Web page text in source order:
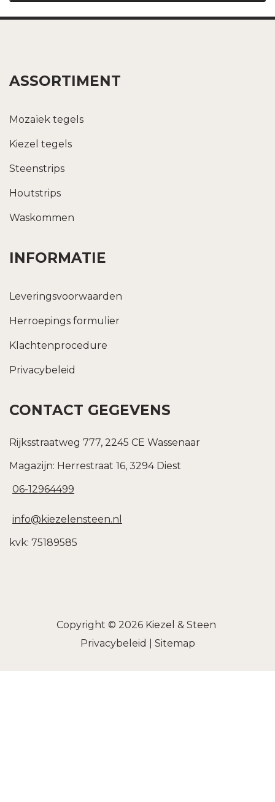
ASSORTIMENT
Mozaïek tegels
Kiezel tegels
Steenstrips
Houtstrips
Waskommen
INFORMATIE
Leveringsvoorwaarden
Herroepings formulier
Klachtenprocedure
Privacybeleid
CONTACT GEGEVENS
Rijksstraatweg 777, 2245 CE Wassenaar
Magazijn: Herrestraat 16, 3294 Diest
06-12964499
info@kiezelensteen.nl
kvk: 75189585
Copyright © 2026 Kiezel & Steen
Privacybeleid
Sitemap